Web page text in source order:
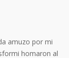
amuzo por mi
homaron al